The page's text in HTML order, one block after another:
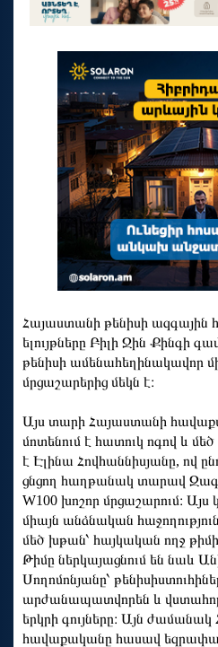
Հայաստանի թենիսի ազգային
ելույթները Բիլի Ջին Քինգի
թենիսի ամենահեղինակավոր
մրցաշարերից մեկն է։
Այս տարի Հայաստանի
մոտենում է հատուկ ոգով և մեծ
է Էլինա Հովհաննիսյանը, ով
ցնցող հաղթանակ տարավ
W100 խոշոր մրցաշարում։ Այս
միայն անձնական
մեծ խթան՝ հայկական ողջ
Թիմը ներկայացնում են նաև
Սողոմոնյանը՝
արժանապատվորեն և
երկրի գույները։ Այն
հավաքականը հասավ